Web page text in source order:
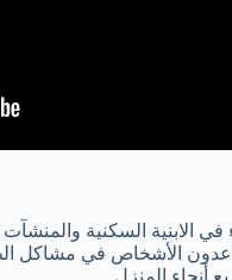
الابنية السكنية
الأشخاص في مشاكل